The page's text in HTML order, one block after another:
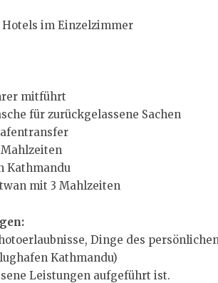
im Einzelzimmer
mitführt
für zurückgelassene Sachen
Kathmandu
mit 3 Mahlzeiten
Dinge des
Kathmandu)
Leistungen aufgeführt ist.